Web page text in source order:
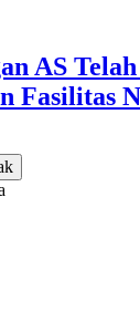
AS
Fasilitas